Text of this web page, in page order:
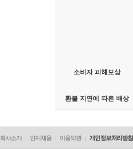
소비자 피해보상
환불 지연에 따른 배상
회사소개 인재채용 이용약관 개인정보처리방침